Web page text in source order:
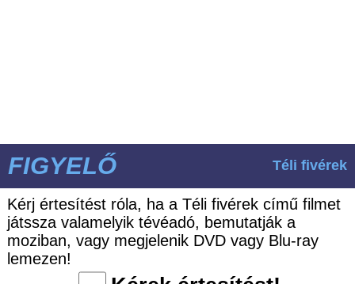
FIGYELŐ Téli fivérek
Kérj értesítést róla, ha a Téli fivérek című filmet
játssza valamelyik tévéadó, bemutatják a
moziban, vagy megjelenik DVD vagy Blu-ray
lemezen!